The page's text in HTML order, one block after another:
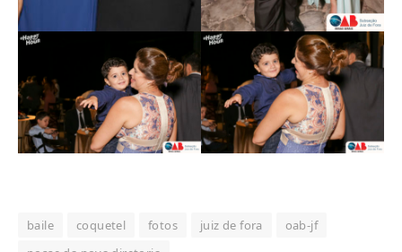
baile coquetel fotos juiz de fora
oab-jf